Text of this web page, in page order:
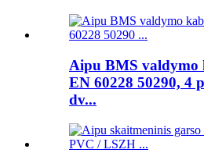
Aipu BMS valdymo
EN 60228 50290, 4
dv...